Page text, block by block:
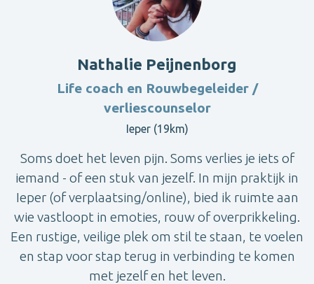
Nathalie Peijnenborg
Life coach en Rouwbegeleider /
verliescounselor
Ieper (19km)
Soms doet het leven pijn. Soms verlies je iets of
iemand - of een stuk van jezelf. In mijn praktijk in
Ieper (of verplaatsing/online), bied ik ruimte aan
wie vastloopt in emoties, rouw of overprikkeling.
Een rustige, veilige plek om stil te staan, te voelen
en stap voor stap terug in verbinding te komen
met jezelf en het leven.